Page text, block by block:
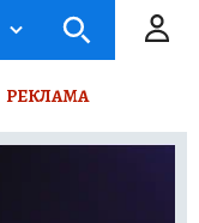
РЕКЛАМА